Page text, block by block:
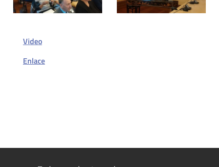
Video
Enlace